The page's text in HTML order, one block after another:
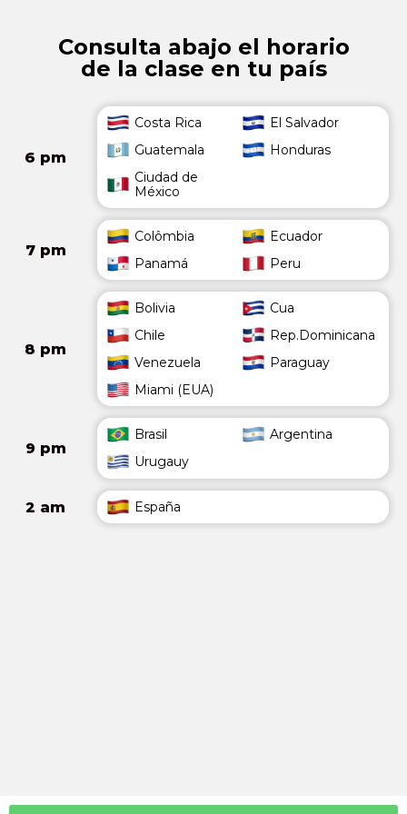
Consulta abajo el horario
de la clase en tu país
6 pm
Costa Rica
El Salvador
Guatemala
Honduras
Ciudad de
México
7 pm
Colômbia
Ecuador
Panamá
Peru
8 pm
Bolivia
Cua
Chile
Rep.Dominicana
Venezuela
Paraguay
Miami (EUA)
9 pm
Brasil
Argentina
Urugauy
2 am España